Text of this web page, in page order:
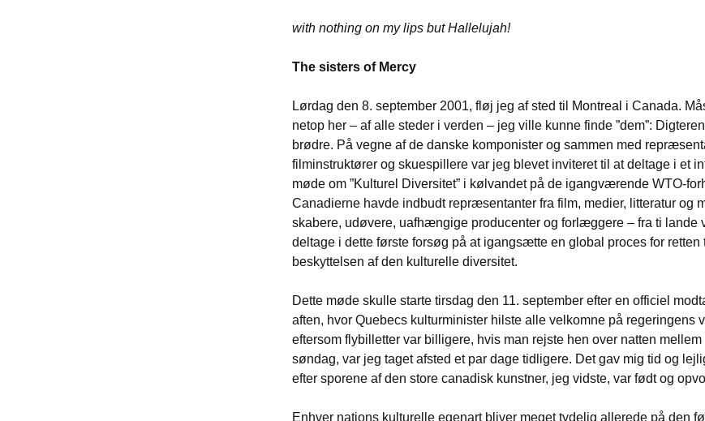
with nothing on my lips but Hallelujah!
The sisters of Mercy
Lørdag den 8. september 2001, fløj jeg af sted til Montreal i Canada.
netop her – af alle steder i verden – jeg ville kunne finde ”dem”:
brødre. På vegne af de danske komponister og sammen med
filminstruktører og skuespillere var jeg blevet inviteret til at deltage i et
møde om ”Kulturel Diversitet” i kølvandet på de igangværende WTO-
Canadierne havde indbudt repræsentanter fra film, medier, litteratur og
skabere, udøvere, uafhængige producenter og forlæggere – fra ti lande
deltage i dette første forsøg på at igangsætte en global proces for retten
beskyttelsen af den kulturelle diversitet.
Dette møde skulle starte tirsdag den 11. september efter en officiel
aften, hvor Quebecs kulturminister hilste alle velkomne på regeringens
eftersom flybilletter var billigere, hvis man rejste hen over natten
søndag, var jeg taget afsted et par dage tidligere. Det gav mig tid og
efter sporene af den store canadisk kunstner, jeg vidste, var født og
Enhver nations kulturelle egenart bliver meget tydelig allerede på den